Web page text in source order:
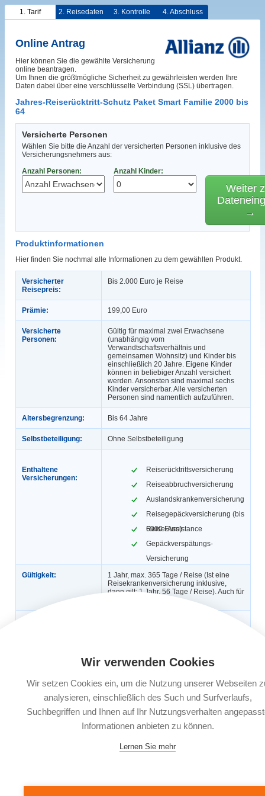
1. Tarif 2. Reisedaten 3. Kontrolle 4. Abschluss
Online Antrag
Hier können Sie die gewählte Versicherung
online beantragen.
Um Ihnen die größtmögliche Sicherheit zu gewährleisten werden Ihre
Daten dabei über eine verschlüsselte Verbindung (SSL) übertragen.
Jahres-Reiserücktritt-Schutz Paket Smart Familie 2000 bis
64
Versicherte Personen
Wählen Sie bitte die Anzahl der versicherten Personen inklusive des
Versicherungsnehmers aus:
Anzahl Personen:
Anzahl Kinder:
Weiter
→
Produktinformationen
Hier finden Sie nochmal alle Informationen zu dem gewählten Produkt.
Versicherter
Reisepreis:
Bis 2.000 Euro je Reise
Prämie: 199,00 Euro
Versicherte
Personen:
Gültig für maximal zwei Erwachsene
(unabhängig vom
Verwandtschaftsverhältnis und
gemeinsamen Wohnsitz) und Kinder bis
einschließlich 20 Jahre. Eigene Kinder
können in beliebiger Anzahl versichert
werden. Ansonsten sind maximal sechs
Kinder versicherbar. Alle versicherten
Personen sind namentlich aufzuführen.
Altersbegrenzung: Bis 64 Jahre
Selbstbeteiligung: Ohne Selbstbeteiligung
Enthaltene
Versicherungen:
Reiserücktrittsversicherung
Reiseabbruchversicherung
Auslandskrankenversicherung
Reisegepäckversicherung (bis
6000 Euro)
Reise-Assistance
Gepäckverspätungs-
Versicherung
Gültigkeit:
1 Jahr, max. 365 Tage / Reise (Ist eine
Reisekrankenversicherung inklusive,
dann gilt: 1 Jahr, 56 Tage / Reise). Auch für
Reiseantritt, ab dem 29. Tag vor
Reiseantritt 3 Werktage nach
Leistungsträger:
AWP P&C S.A., Bahnhofstraße 16, 85609
Versicherungsbedingungen
Versicherungsprodukten (IPID)
Wir verwenden Cookies
Wir setzen Cookies ein, um die Nutzung unserer Webseiten
analysieren, einschließlich des Such und Surfverlaufs,
Suchbegriffen und Ihnen auf Ihr Nutzungsverhalten
Informationen anbieten zu können.
Lernen Sie mehr